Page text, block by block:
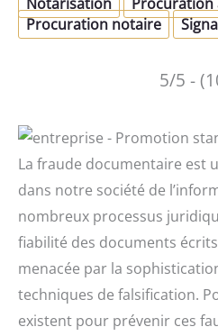
Procuration notaire
5/5 -
La fraude documentaire est
dans notre société de
nombreux processus
fiabilité des documents
menacée par la
techniques de falsification.
existent pour prévenir ces